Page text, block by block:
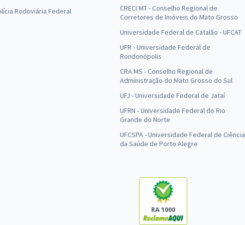
Rodoviária Federal
CRECI MT - Conselho Regional de
Corretores de Imóveis do Mato Grosso
Universidade Federal de Catalão - UFCAT
UFR - Universidade Federal de
Rondonópolis
CRA MS - Conselho Regional de
Administração do Mato Grosso do Sul
UFJ - Universidade Federal de Jataí
UFRN - Universidade Federal do Rio
Grande do Norte
UFCSPA - Universidade Federal de Ciência
da Saúde de Porto Alegre
RA 1000